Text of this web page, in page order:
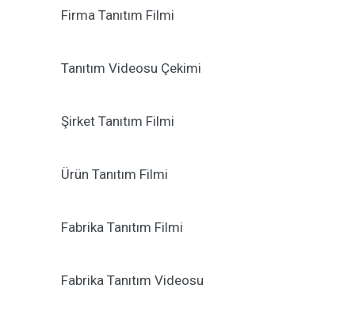
Firma Tanıtım Filmi
Tanıtım Videosu Çekimi
Şirket Tanıtım Filmi
Ürün Tanıtım Filmi
Fabrika Tanıtım Filmi
Fabrika Tanıtım Videosu